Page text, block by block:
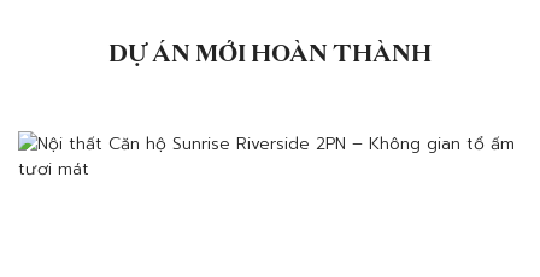
nội thất […]DỰ ÁN MỚI HOÀN THÀNH